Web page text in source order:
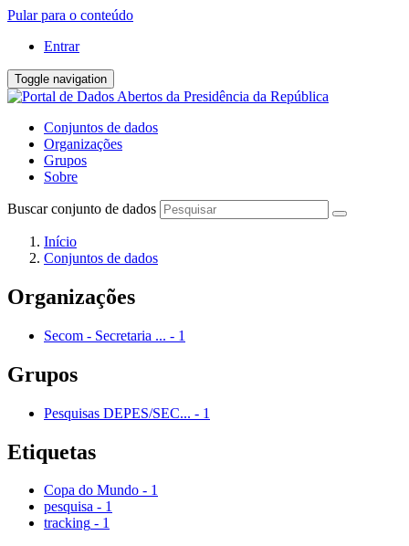
Pular para o conteúdo
Entrar
Toggle navigation
Conjuntos de dados
Organizações
Grupos
Sobre
Buscar conjunto de dados
Início
Conjuntos de dados
Organizações
Secom - Secretaria ... - 1
Grupos
Pesquisas DEPES/SEC... - 1
Etiquetas
Copa do Mundo - 1
pesquisa - 1
tracking - 1